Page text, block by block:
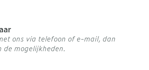
ons via telefoon of e-mail, dan
de mogelijkheden.